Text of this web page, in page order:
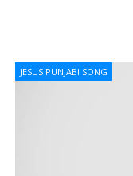
JESUS PUNJABI SONG